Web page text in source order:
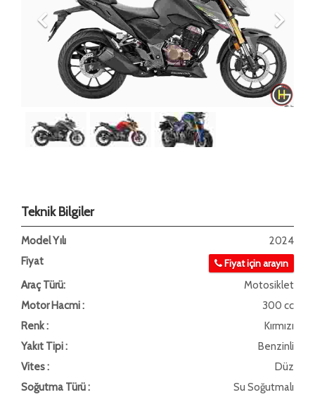
Teknik Bilgiler
Model Yılı
2024
Fiyat
Fiyat için arayın
Araç Türü:
Motosiklet
Motor Hacmi :
300 cc
Renk :
Kırmızı
Yakıt Tipi :
Benzinli
Vites :
Düz
Soğutma Türü :
Su Soğutmalı